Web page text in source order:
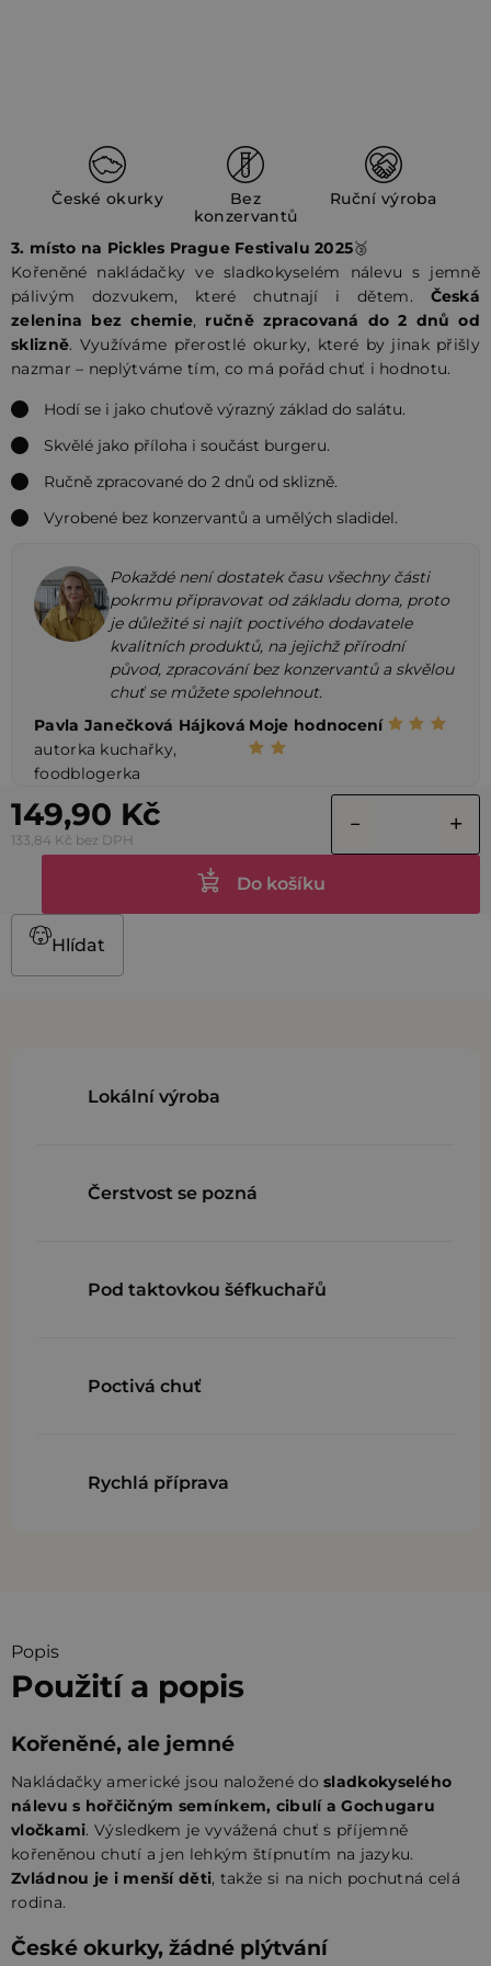
České okurky
Bez
konzervantů
Ruční výroba
3. místo na Pickles Prague Festivalu 2025🥉
Kořeněné nakládačky ve sladkokyselém nálevu s jemně
pálivým dozvukem, které chutnají i dětem. Česká
zelenina bez chemie, ručně zpracovaná do 2 dnů od
sklizně. Využíváme přerostlé okurky, které by jinak přišly
nazmar – neplýtváme tím, co má pořád chuť i hodnotu.
Hodí se i jako chuťově výrazný základ do salátu.
Skvělé jako příloha i součást burgeru.
Ručně zpracované do 2 dnů od sklizně.
Vyrobené bez konzervantů a umělých sladidel.
Pokaždé není dostatek času všechny části
pokrmu připravovat od základu doma, proto
je důležité si najít poctivého dodavatele
kvalitních produktů, na jejichž přírodní
původ, zpracování bez konzervantů a skvělou
chuť se můžete spolehnout.
Pavla Janečková Hájková
autorka kuchařky,
foodblogerka
Moje hodnocení
149,90 Kč
133,84 Kč bez DPH
Do košíku
Hlídat
Lokální výroba
Čerstvost se pozná
Pod taktovkou šéfkuchařů
Poctivá chuť
Rychlá příprava
Popis
Použití a popis
Kořeněné, ale jemné
Nakládačky americké jsou naložené dosladkokyselého
nálevu s hořčičným semínkem, cibulí a Gochugaru
vločkami. Výsledkem je vyvážená chuť s příjemně
kořeněnou chutí a jen lehkým štípnutím na jazyku.
Zvládnou je i menší děti, takže si na nich pochutná celá
rodina.
České okurky, žádné plýtvání